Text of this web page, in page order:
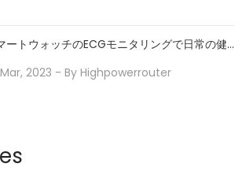
ートウォッチのECGモニタリングで日常の健
2023 - By Highpowerrouter